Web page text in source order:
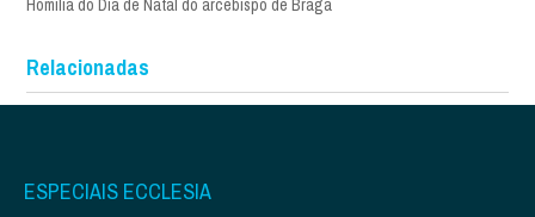
Homilia do Dia de Natal do arcebispo de Braga
Relacionadas
ESPECIAIS ECCLESIA